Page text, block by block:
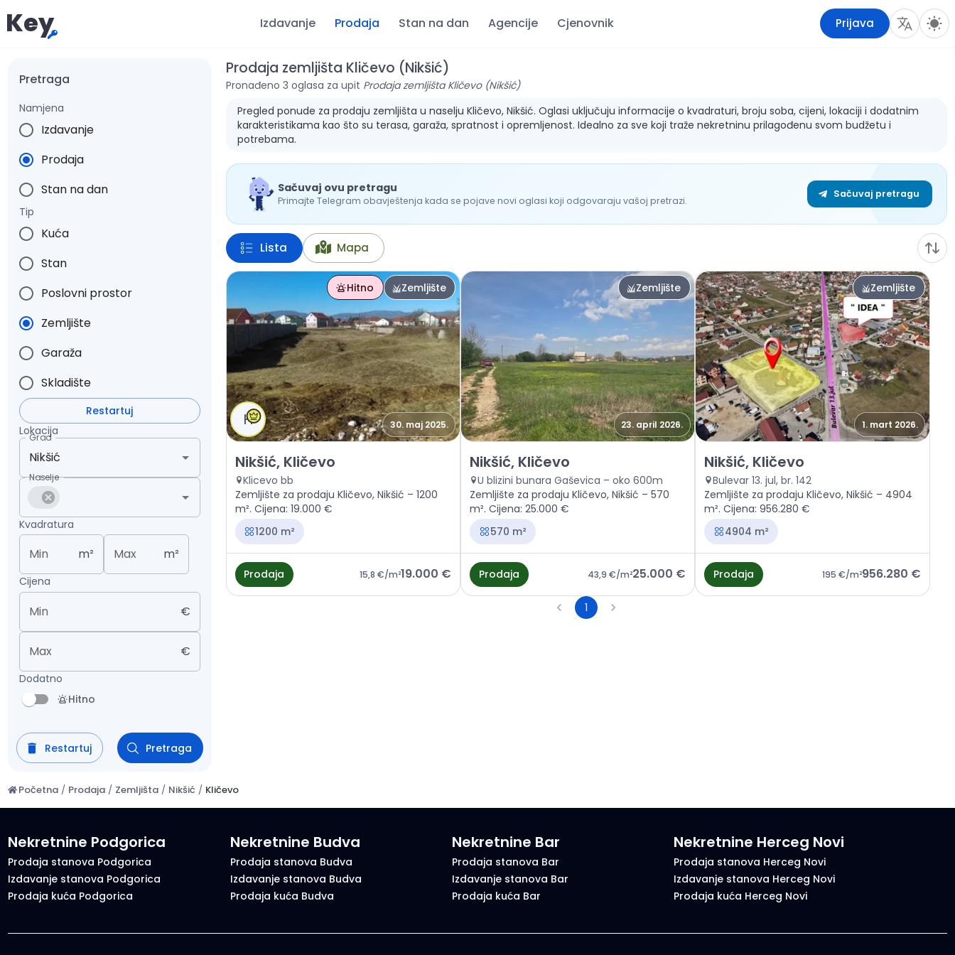
Key Izdavanje Prodaja Stan na dan Agencije Cjenovnik Prijava
Pretraga
Namjena
Izdavanje
Prodaja
Stan na dan
Tip
Kuća
Stan
Poslovni prostor
Zemljište
Garaža
Skladište
Restartuj
Lokacija
Grad
Naselje
Kvadratura
Min m² Max m²
Cijena
Min €
Max €
Dodatno
Hitno
Restartuj Pretraga
Prodaja zemljišta Kličevo (Nikšić)
Pronađeno 3 oglasa za upit Prodaja zemljišta Kličevo (Nikšić)
Pregled ponude za prodaju zemljišta u naselju Kličevo, Nikšić. Oglasi uključuju informacije o kvadraturi, broju soba, cijeni, lokaciji i dodatnim
karakteristikama kao što su terasa, garaža, spratnost i opremljenost. Idealno za sve koji traže nekretninu prilagođenu svom budžetu i
potrebama.
Sačuvaj ovu pretragu
Primajte Telegram obavještenja kada se pojave novi oglasi koji odgovaraju vašoj pretrazi.
Sačuvaj pretragu
Lista Mapa
Hitno Zemljište
30. maj 2025.
H
Prodaja - Zemljište Nikšić, Kličevo
Nikšić, Kličevo
Klicevo bb
Zemljište za prodaju Kličevo, Nikšić – 1200
m². Cijena: 19.000 €
1200 m²
Prodaja 15,8 €/m²19.000 €
Zemljište
23. april 2026.
Prodaja - Zemljište Nikšić, Kličevo
Nikšić, Kličevo
U blizini bunara Gaševica – oko 600m
Zemljište za prodaju Kličevo, Nikšić – 570
m². Cijena: 25.000 €
570 m²
Prodaja 43,9 €/m²25.000 €
Zemljište
1. mart 2026.
Prodaja - Zemljište Nikšić, Kličevo
Nikšić, Kličevo
Bulevar 13. jul, br. 142
Zemljište za prodaju Kličevo, Nikšić – 4904
m². Cijena: 956.280 €
4904 m²
Prodaja 195 €/m²956.280 €
1
Početna / Prodaja / Zemljišta / Nikšić / Kličevo
Nekretnine Podgorica
Prodaja stanova Podgorica
Izdavanje stanova Podgorica
Prodaja kuća Podgorica
Nekretnine Budva
Prodaja stanova Budva
Izdavanje stanova Budva
Prodaja kuća Budva
Nekretnine Bar
Prodaja stanova Bar
Izdavanje stanova Bar
Prodaja kuća Bar
Nekretnine Herceg Novi
Prodaja stanova Herceg Novi
Izdavanje stanova Herceg Novi
Prodaja kuća Herceg Novi